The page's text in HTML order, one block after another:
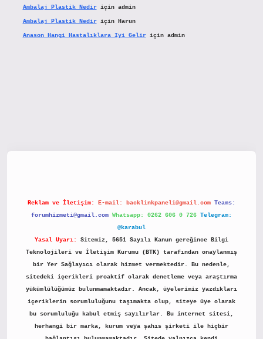
Ambalaj Plastik Nediriçin admin
Ambalaj Plastik Nediriçin Harun
Anason Hangi Hastalıklara Iyi Geliriçin admin
Reklam ve İletişim: E-mail: backlinkpaneli@gmail.com Teams:
forumhizmeti@gmail.com Whatsapp: 0262 606 0 726 Telegram:
@karabul
Yasal Uyarı:
Sitemiz, 5651 Sayılı Kanun gereğince Bilgi
Teknolojileri ve İletişim Kurumu (BTK) tarafından onaylanmış
bir Yer Sağlayıcı olarak hizmet vermektedir. Bu nedenle,
sitedeki içerikleri proaktif olarak denetleme veya araştırma
yükümlülüğümüz bulunmamaktadır. Ancak, üyelerimiz yazdıkları
içeriklerin sorumluluğunu taşımakta olup, siteye üye olarak
bu sorumluluğu kabul etmiş sayılırlar. Bu internet sitesi,
herhangi bir marka, kurum veya şahıs şirketi ile hiçbir